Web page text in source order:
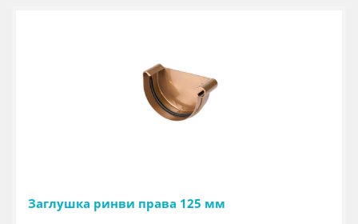
Заглушка ринви права 125 мм